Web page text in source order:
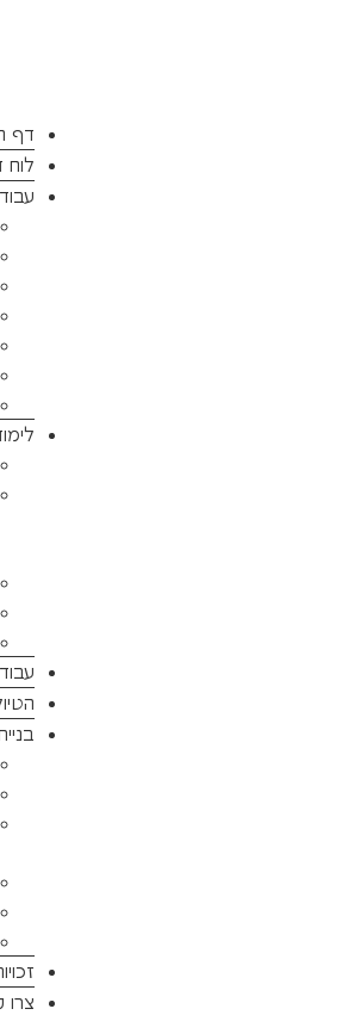
דף
לוח
צרו